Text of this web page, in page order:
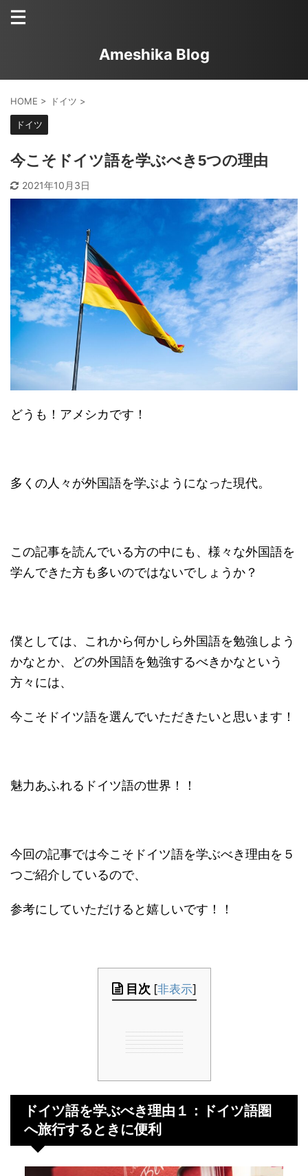
Ameshika Blog
HOME > ドイツ >
ドイツ
今こそドイツ語を学ぶべき5つの理由
2021年10月3日
どうも！アメシカです！
多くの人々が外国語を学ぶようになった現代。
この記事を読んでいる方の中にも、様々な外国語を
学んできた方も多いのではないでしょうか？
僕としては、これから何かしら外国語を勉強しよう
かなとか、どの外国語を勉強するべきかなという
方々には、
今こそドイツ語を選んでいただきたいと思います！
魅力あふれるドイツ語の世界！！
今回の記事では今こそドイツ語を学ぶべき理由を５
つご紹介しているので、
参考にしていただけると嬉しいです！！
目次 [非表示]
ドイツ語を学ぶべき理由１：ドイツ語圏
へ旅行するときに便利